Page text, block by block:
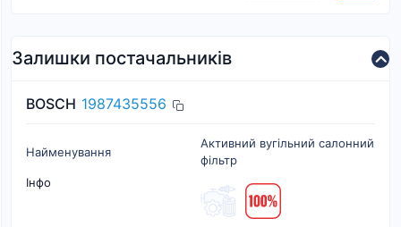
Залишки постачальників
BOSCH 1987435556
Найменування
Активний вугільний салонний
фільтр
Інфо